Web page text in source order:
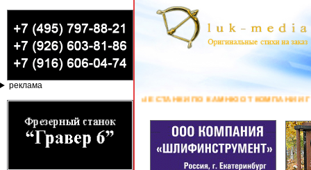
реклама
СТАНКИ ПО КАМНЮ ОТ КОМПАНИИ ГРАВЁР - ТЕЛЕФОН 8.800.77-